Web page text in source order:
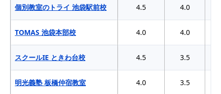
個別教室のトライ 池袋駅前校 4.5 4.0
TOMAS 池袋本部校 4.0 4.0
スクールIE ときわ台校 4.5 3.5
明光義塾 板橋仲宿教室 4.0 3.5